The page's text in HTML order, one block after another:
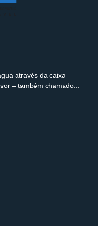
através da caixa
– também chamado...